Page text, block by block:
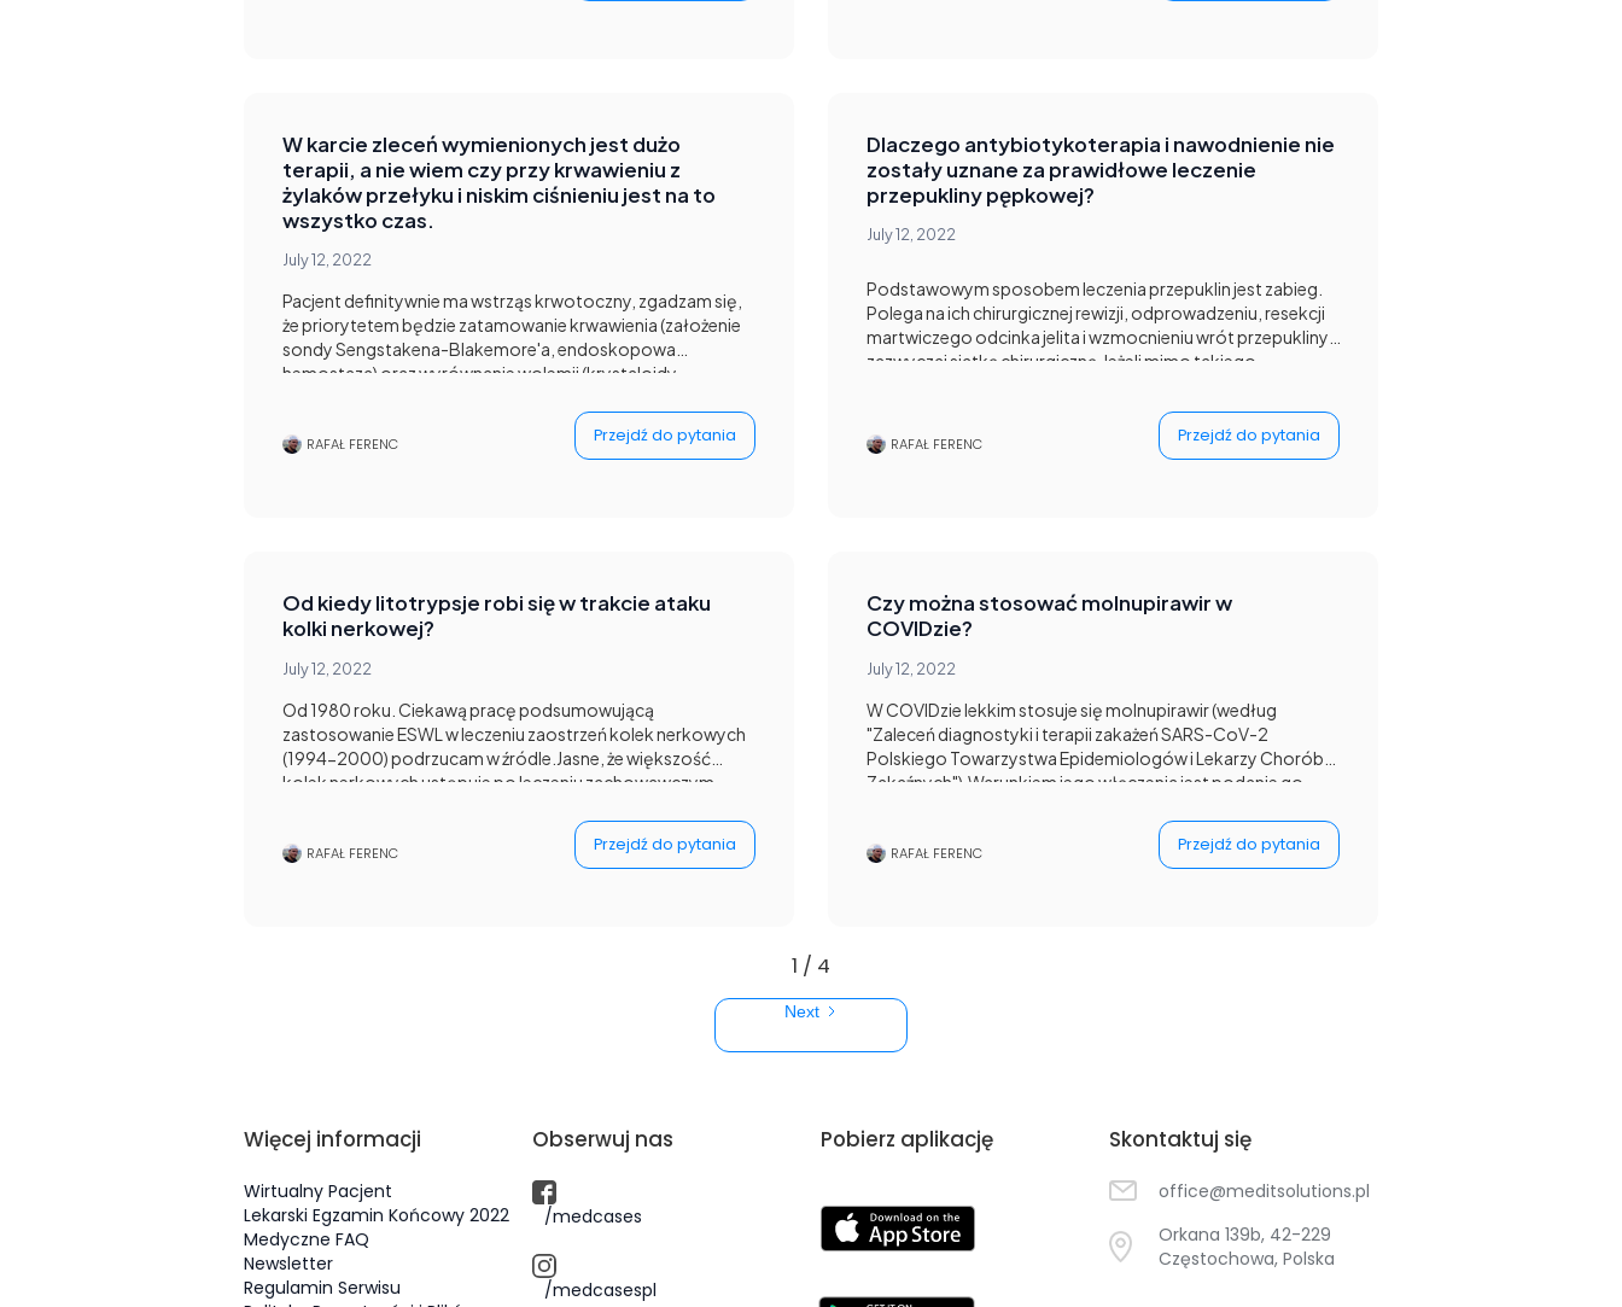
W karcie zleceń wymienionych jest dużo
terapii, a nie wiem czy przy krwawieniu z
żylaków przełyku i niskim ciśnieniu jest na to
wszystko czas.
July 12, 2022
Pacjent definitywnie ma wstrząs krwotoczny, zgadzam się,
że priorytetem będzie zatamowanie krwawienia (założenie
sondy Sengstakena-Blakemore'a, endoskopowa
hemostaza) oraz wyrównanie wolemii (krystaloidy,
wrotnego (hormonami) oraz profilaktyka antybiotykowa są
na dalszym planie, niemniej zmniejszają śmiertelność
RAFAŁ FERENC Przejdź do pytania
Dlaczego antybiotykoterapia i nawodnienie nie
zostały uznane za prawidłowe leczenie
przepukliny pępkowej?
July 12, 2022
Podstawowym sposobem leczenia przepuklin jest zabieg.
Polega na ich chirurgicznej rewizji, odprowadzeniu, resekcji
martwiczego odcinka jelita i wzmocnieniu wrót przepukliny,
zazwyczaj siatką chirurgiczną.Jeżeli mimo takiego
pogarsza to wynika to najprawdopodobniej z braku
dodania płynoterapii i antybiotykoterapii w naszym
scenariuszu. W prawdziwym życiu jest to postępowanie jak
RAFAŁ FERENC Przejdź do pytania
Od kiedy litotrypsje robi się w trakcie ataku
kolki nerkowej?
July 12, 2022
Od 1980 roku. Ciekawą pracę podsumowującą
zastosowanie ESWL w leczeniu zaostrzeń kolek nerkowych
(1994-2000) podrzucam w źródle.Jasne, że większość
kolek nerkowych ustępuje po leczeniu zachowawczym
braku ewakuacji dążymy do planowego leczenia
urologicznego. Niemniej czasem zdarza się, że trzeba złóg
RAFAŁ FERENC Przejdź do pytania
Czy można stosować molnupirawir w
COVIDzie?
July 12, 2022
W COVIDzie lekkim stosuje się molnupirawir (według
"Zaleceń diagnostyki i terapii zakażeń SARS-CoV-2
Polskiego Towarzystwa Epidemiologów i Lekarzy Chorób
Zakaźnych").Warunkiem jego włączenia jest podanie go
objawy utrzymywały się "od 5 dni", co interpretuję, jako
szóstą dobę choroby.
RAFAŁ FERENC Przejdź do pytania
1 / 4
Next
Więcej informacji
Wirtualny Pacjent
Lekarski Egzamin Końcowy 2022
Medyczne FAQ
Newsletter
Regulamin Serwisu
Obserwuj nas
/medcases
/medcasespl
Pobierz aplikację Skontaktuj się
office@meditsolutions.pl
Orkana 139b, 42-229
Częstochowa, Polska